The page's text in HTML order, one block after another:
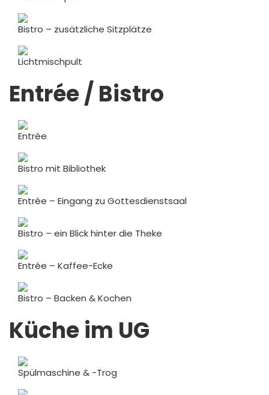
Bistro – zusätzliche Sitzplätze
Lichtmischpult
Entrée / Bistro
Entrée
Bistro mit Bibliothek
Entrée – Eingang zu Gottesdienstsaal
Bistro – ein Blick hinter die Theke
Entrée – Kaffee-Ecke
Bistro – Backen & Kochen
Küche im UG
Spülmaschine & -Trog